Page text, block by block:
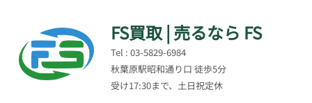
FS買取 | 売るなら FS
Tel : 03-5829-6984
秋葉原駅昭和通り口 徒歩5分
受け17:30まで、土日祝定休